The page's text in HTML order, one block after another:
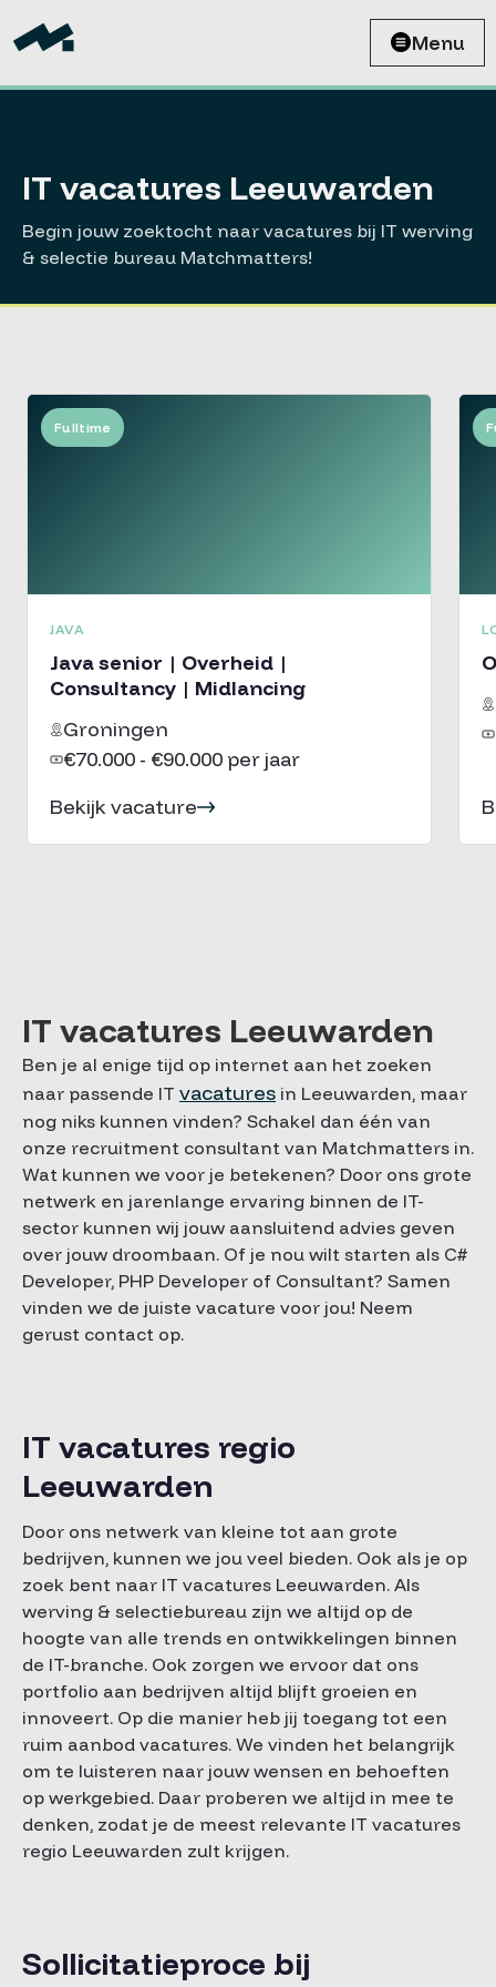
Menu
IT vacatures Leeuwarden
Begin jouw zoektocht naar vacatures bij IT werving
& selectie bureau Matchmatters!
Fulltime
JAVA
Java senior | Overheid |
Consultancy | Midlancing
Groningen
€70.000 - €90.000 per jaar
Bekijk vacature
IT vacatures Leeuwarden
Ben je al enige tijd op internet aan het zoeken
naar passende IT vacatures in Leeuwarden, maar
nog niks kunnen vinden? Schakel dan één van
onze recruitment consultant van Matchmatters in.
Wat kunnen we voor je betekenen? Door ons grote
netwerk en jarenlange ervaring binnen de IT-
sector kunnen wij jouw aansluitend advies geven
over jouw droombaan. Of je nou wilt starten als C#
Developer, PHP Developer of Consultant? Samen
vinden we de juiste vacature voor jou! Neem
gerust contact op.
IT vacatures regio
Leeuwarden
Door ons netwerk van kleine tot aan grote
bedrijven, kunnen we jou veel bieden. Ook als je op
zoek bent naar IT vacatures Leeuwarden. Als
werving & selectiebureau zijn we altijd op de
hoogte van alle trends en ontwikkelingen binnen
de IT-branche. Ook zorgen we ervoor dat ons
portfolio aan bedrijven altijd blijft groeien en
innoveert. Op die manier heb jij toegang tot een
ruim aanbod vacatures. We vinden het belangrijk
om te luisteren naar jouw wensen en behoeften
op werkgebied. Daar proberen we altijd in mee te
denken, zodat je de meest relevante IT vacatures
regio Leeuwarden zult krijgen.
Sollicitatieproce bij